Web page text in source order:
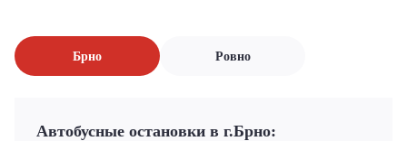
Брно Ровно
Автобусные остановки в г.Брно: